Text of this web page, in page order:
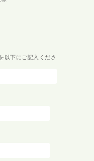
以下にご記入くださ